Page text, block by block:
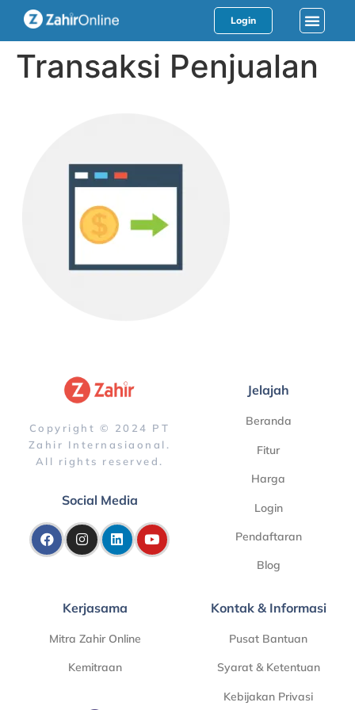
Login
Transaksi Penjualan
Copyright © 2024 PT
Zahir Internasiaonal.
All rights reserved.
Social Media
Jelajah
Beranda
Fitur
Harga
Login
Pendaftaran
Blog
Kerjasama
Mitra Zahir Online
Kemitraan
Kontak & Informasi
Pusat Bantuan
Syarat & Ketentuan
Kebijakan Privasi